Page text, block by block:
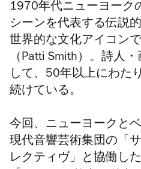
1970年代ニューヨーク
シーンを代表する伝説
世界的な文化アイコン
（Patti Smith）。詩人
して、50年以上にわた
続けている。
今回、 ニューヨークと
現代音響芸術集団の 「
レクティヴ」
と協働し